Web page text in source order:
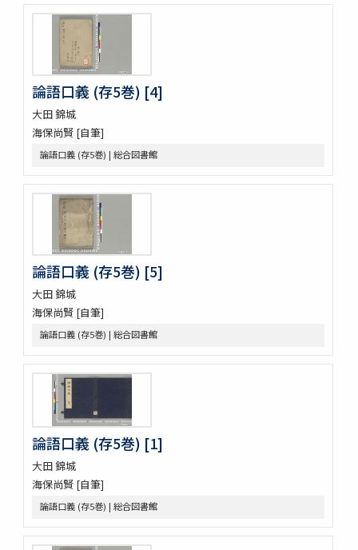
長恨歌 1巻坿傳1巻琵琶行1巻野馬臺詩1巻
一宮巡詣記抜粹 2巻 (存1巻)
花街漫録 2巻
北女閭起原 3巻
日蓮聖人註画畫讃 5巻
をりをりくさ 4巻
増補洞房語園 2巻
高尾考
中家實録 (存19巻)
源語秘訣
勢語圖説抄 5巻
落窪物語 4巻
連哥證哥
法隆寺伽藍縁起并流記資財事
倭屋一家言 3巻
鷹桐之卷抜書
伊勢千句註
つれつれ草拾遺
卜養狂哥集 2巻
播州舊記
四季物語
すみよし物語
本朝續文粹 13巻
紀伊國牟婁郡色川村色川氏藏文書
樋口殿之記 3巻
大鏡 (存2巻)
壬戌羇旅漫録 2巻
四神地名録 9巻附録1巻
論語口義 (存5巻) [4]
大田 錦城
海保尚賢 [自筆]
論語口義 (存5巻) | 総合図書館
論語口義 (存5巻) [5]
大田 錦城
海保尚賢 [自筆]
論語口義 (存5巻) | 総合図書館
論語口義 (存5巻) [1]
大田 錦城
海保尚賢 [自筆]
論語口義 (存5巻) | 総合図書館